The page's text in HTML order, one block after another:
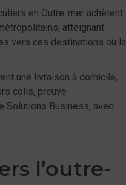
en Outre-mer achètent
atteignant
vers ces destinations où la
une livraison à domicile,
colis, preuve
Solutions Business, avec
l’outre-